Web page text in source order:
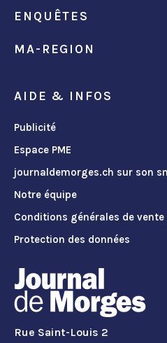
ENQUÊTES
MA-REGION
AIDE & INFOS
Publicité
Espace PME
journaldemorges.ch sur son
Notre équipe
Conditions générales de vente
Protection des données
Rue Saint-Louis 2